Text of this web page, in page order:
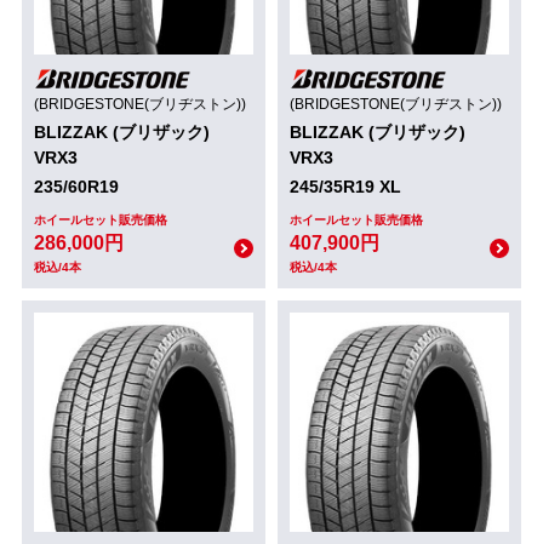
(BRIDGESTONE(ブリヂストン))
BLIZZAK (ブリザック)
VRX3
235/60R19
ホイールセット販売価格
286,000円
税込/4本
(BRIDGESTONE(ブリヂストン))
BLIZZAK (ブリザック)
VRX3
245/35R19 XL
ホイールセット販売価格
407,900円
税込/4本